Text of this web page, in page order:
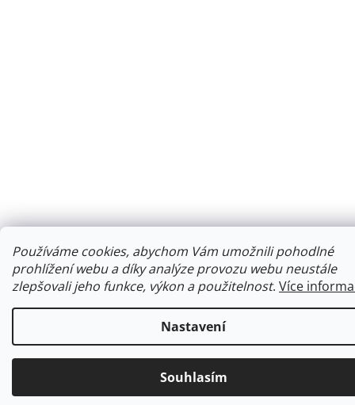
Používáme cookies, abychom Vám umožnili pohodlné
prohlížení webu a díky analýze provozu webu neustále
zlepšovali jeho funkce, výkon a použitelnost. Více
Nastavení
Souhlasím